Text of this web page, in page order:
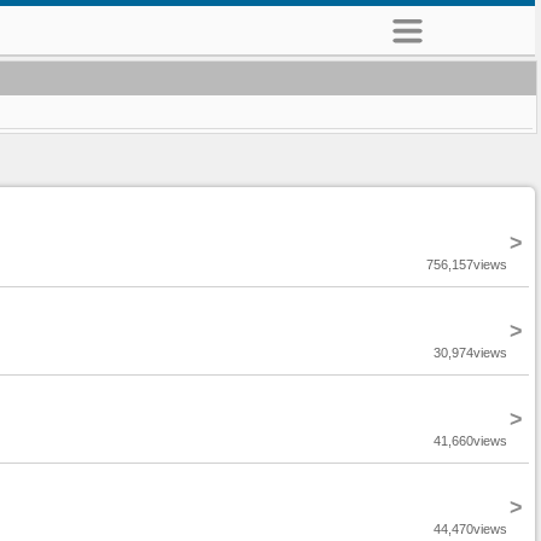
>
756,157views
>
30,974views
>
41,660views
>
44,470views